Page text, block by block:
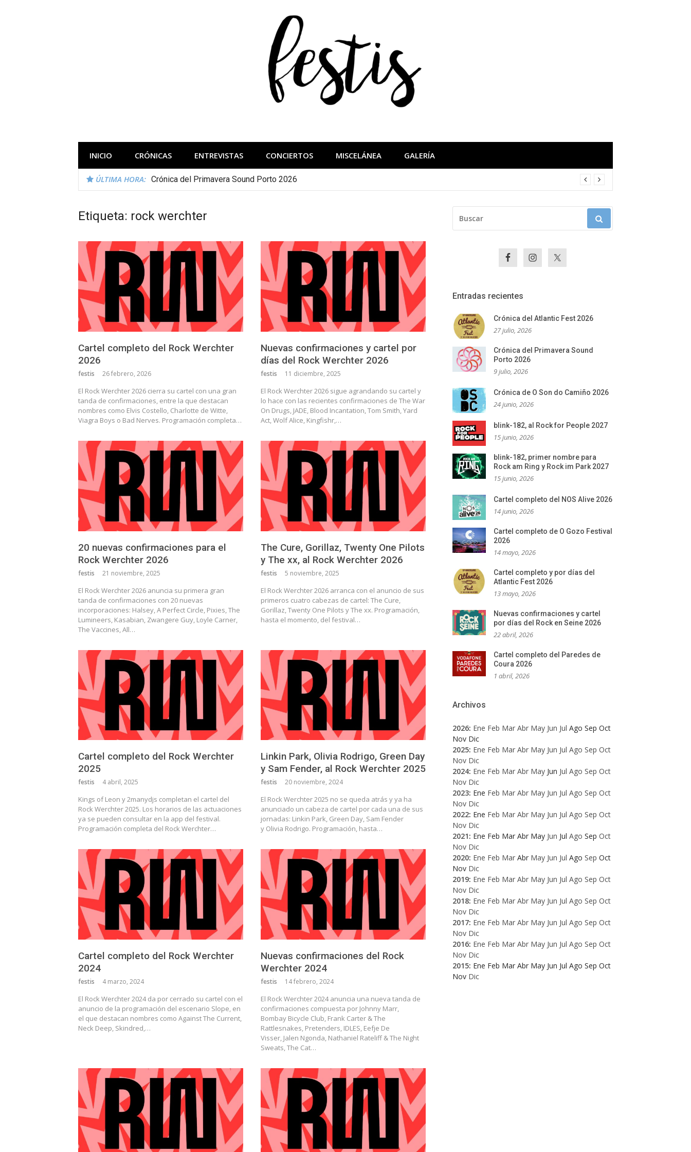
INICIO CRÓNICAS ENTREVISTAS CONCIERTOS MISCELÁNEA GALERÍA
ÚLTIMA HORA: Crónica del Primavera Sound Porto 2026
Etiqueta: rock werchter
Cartel completo del Rock Werchter
2026
festis 26 febrero, 2026
El Rock Werchter 2026 cierra su cartel con una gran
tanda de confirmaciones, entre la que destacan
nombres como Elvis Costello, Charlotte de Witte,
Viagra Boys o Bad Nerves. Programación completa…
Nuevas confirmaciones y cartel por
días del Rock Werchter 2026
festis 11 diciembre, 2025
El Rock Werchter 2026 sigue agrandando su cartel y
lo hace con las recientes confirmaciones de The War
On Drugs, JADE, Blood Incantation, Tom Smith, Yard
Act, Wolf Alice, Kingfishr,…
20 nuevas confirmaciones para el
Rock Werchter 2026
festis 21 noviembre, 2025
El Rock Werchter 2026 anuncia su primera gran
tanda de confirmaciones con 20 nuevas
incorporaciones: Halsey, A Perfect Circle, Pixies, The
Lumineers, Kasabian, Zwangere Guy, Loyle Carner,
The Vaccines, All…
The Cure, Gorillaz, Twenty One Pilots
y The xx, al Rock Werchter 2026
festis 5 noviembre, 2025
El Rock Werchter 2026 arranca con el anuncio de sus
primeros cuatro cabezas de cartel: The Cure,
Gorillaz, Twenty One Pilots y The xx. Programación,
hasta el momento, del festival…
Cartel completo del Rock Werchter
2025
festis 4 abril, 2025
Kings of Leon y 2manydjs completan el cartel del
Rock Werchter 2025. Los horarios de las actuaciones
ya se pueden consultar en la app del festival.
Programación completa del Rock Werchter…
Linkin Park, Olivia Rodrigo, Green Day
y Sam Fender, al Rock Werchter 2025
festis 20 noviembre, 2024
El Rock Werchter 2025 no se queda atrás y ya ha
anunciado un cabeza de cartel por cada una de sus
jornadas: Linkin Park, Green Day, Sam Fender
y Olivia Rodrigo. Programación, hasta…
Cartel completo del Rock Werchter
2024
festis 4 marzo, 2024
El Rock Werchter 2024 da por cerrado su cartel con el
anuncio de la programación del escenario Slope, en
el que destacan nombres como Against The Current,
Neck Deep, Skindred,…
Nuevas confirmaciones del Rock
Werchter 2024
festis 14 febrero, 2024
El Rock Werchter 2024 anuncia una nueva tanda de
confirmaciones compuesta por Johnny Marr,
Bombay Bicycle Club, Frank Carter & The
Rattlesnakes, Pretenders, IDLES, Eefje De
Visser, Jalen Ngonda, Nathaniel Rateliff & The Night
Sweats, The Cat…
Entradas recientes
Crónica del Atlantic Fest 2026
27 julio, 2026
Crónica del Primavera Sound
Porto 2026
9 julio, 2026
Crónica de O Son do Camiño 2026
24 junio, 2026
blink-182, al Rock for People 2027
15 junio, 2026
blink-182, primer nombre para
Rock am Ring y Rock im Park 2027
15 junio, 2026
Cartel completo del NOS Alive 2026
14 junio, 2026
Cartel completo de O Gozo Festival
2026
14 mayo, 2026
Cartel completo y por días del
Atlantic Fest 2026
13 mayo, 2026
Nuevas confirmaciones y cartel
por días del Rock en Seine 2026
22 abril, 2026
Cartel completo del Paredes de
Coura 2026
1 abril, 2026
Archivos
2026: Ene Feb Mar Abr May Jun Jul Ago Sep Oct
Nov Dic
2025: Ene Feb Mar Abr May Jun Jul Ago Sep Oct
Nov Dic
2024: Ene Feb Mar Abr May Jun Jul Ago Sep Oct
Nov Dic
2023: Ene Feb Mar Abr May Jun Jul Ago Sep Oct
Nov Dic
2022: Ene Feb Mar Abr May Jun Jul Ago Sep Oct
Nov Dic
2021: Ene Feb Mar Abr May Jun Jul Ago Sep Oct
Nov Dic
2020: Ene Feb Mar Abr May Jun Jul Ago Sep Oct
Nov Dic
2019: Ene Feb Mar Abr May Jun Jul Ago Sep Oct
Nov Dic
2018: Ene Feb Mar Abr May Jun Jul Ago Sep Oct
Nov Dic
2017: Ene Feb Mar Abr May Jun Jul Ago Sep Oct
Nov Dic
2016: Ene Feb Mar Abr May Jun Jul Ago Sep Oct
Nov Dic
2015: Ene Feb Mar Abr May Jun Jul Ago Sep Oct
Nov Dic